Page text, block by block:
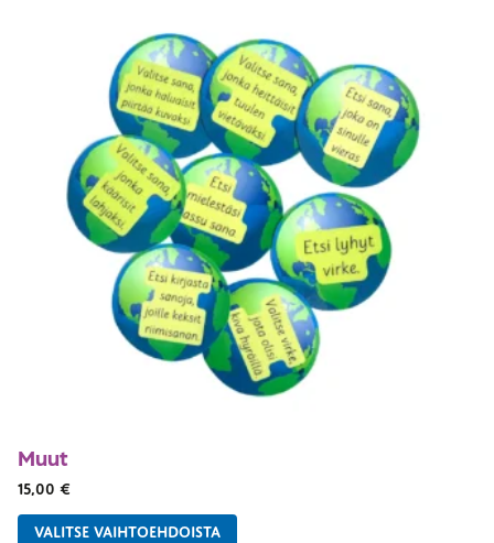
Muut
15,00 €
VALITSE VAIHTOEHDOISTA